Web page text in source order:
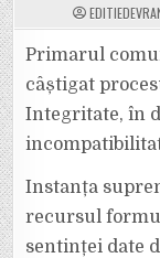
Primarul
câștigat
Integritate, în
Instanța
recursul
sentinței date